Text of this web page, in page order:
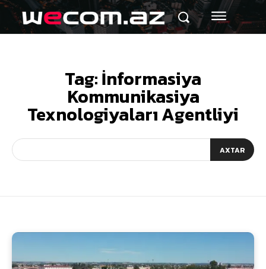
Tag:İnformasiya
Kommunikasiya
Texnologiyaları Agentliyi
AXTAR